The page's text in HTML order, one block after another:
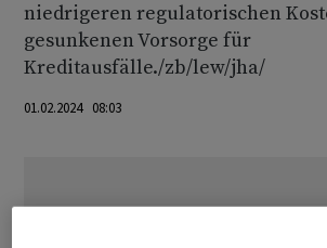
niedrigeren regulatorischen
gesunkenen Vorsorge für
Kreditausfälle./zb/lew/jha/
01.02.2024 08:03